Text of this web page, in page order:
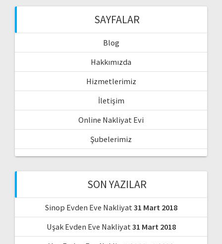
SAYFALAR
Blog
Hakkımızda
Hizmetlerimiz
İletişim
Online Nakliyat Evi
Şubelerimiz
SON YAZILAR
Sinop Evden Eve Nakliyat31 Mart 2018
Uşak Evden Eve Nakliyat31 Mart 2018